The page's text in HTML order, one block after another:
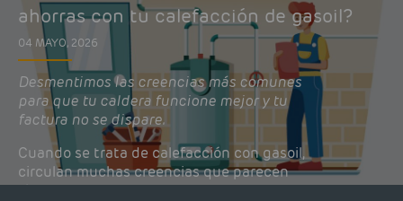
ahorras con tu calefacción de gasoil?
04 MAYO, 2026
Desmentimos las creencias más comunes
para que tu caldera funcione mejor y tu
factura no se dispare.
Cuando se trata de calefacción con gasoil,
circulan muchas creencias que parecen
lógicas pero que, en realidad, pueden estar